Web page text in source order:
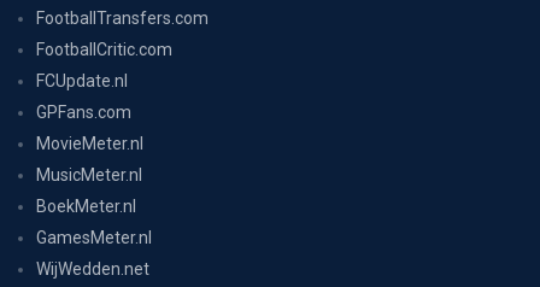
FootballTransfers.com
FootballCritic.com
FCUpdate.nl
GPFans.com
MovieMeter.nl
MusicMeter.nl
BoekMeter.nl
GamesMeter.nl
WijWedden.net